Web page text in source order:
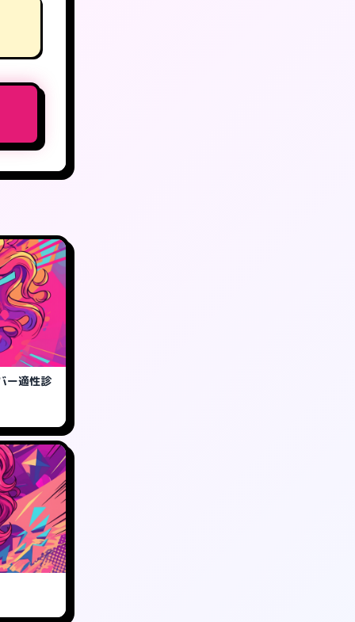
ー適性診